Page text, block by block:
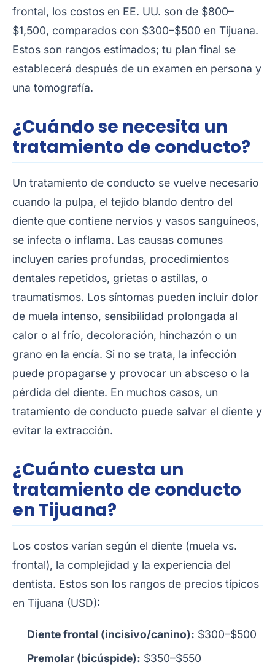
frontal, los costos en EE. UU. son de $800–
$1,500, comparados con $300–$500 en Tijuana.
Estos son rangos estimados; tu plan final se
establecerá después de un examen en persona y
una tomografía.
¿Cuándo se necesita un
tratamiento de conducto?
Un tratamiento de conducto se vuelve necesario
cuando la pulpa, el tejido blando dentro del
diente que contiene nervios y vasos sanguíneos,
se infecta o inflama. Las causas comunes
incluyen caries profundas, procedimientos
dentales repetidos, grietas o astillas, o
traumatismos. Los síntomas pueden incluir dolor
de muela intenso, sensibilidad prolongada al
calor o al frío, decoloración, hinchazón o un
grano en la encía. Si no se trata, la infección
puede propagarse y provocar un absceso o la
pérdida del diente. En muchos casos, un
tratamiento de conducto puede salvar el diente y
evitar la extracción.
¿Cuánto cuesta un
tratamiento de conducto
en Tijuana?
Los costos varían según el diente (muela vs.
frontal), la complejidad y la experiencia del
dentista. Estos son los rangos de precios típicos
en Tijuana (USD):
Diente frontal (incisivo/canino): $300–$500
Premolar (bicúspide): $350–$550